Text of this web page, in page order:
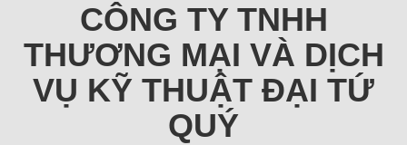
CÔNG TY TNHH
THƯƠNG MẠI VÀ DỊCH
VỤ KỸ THUẬT ĐẠI TỨ
QUÝ